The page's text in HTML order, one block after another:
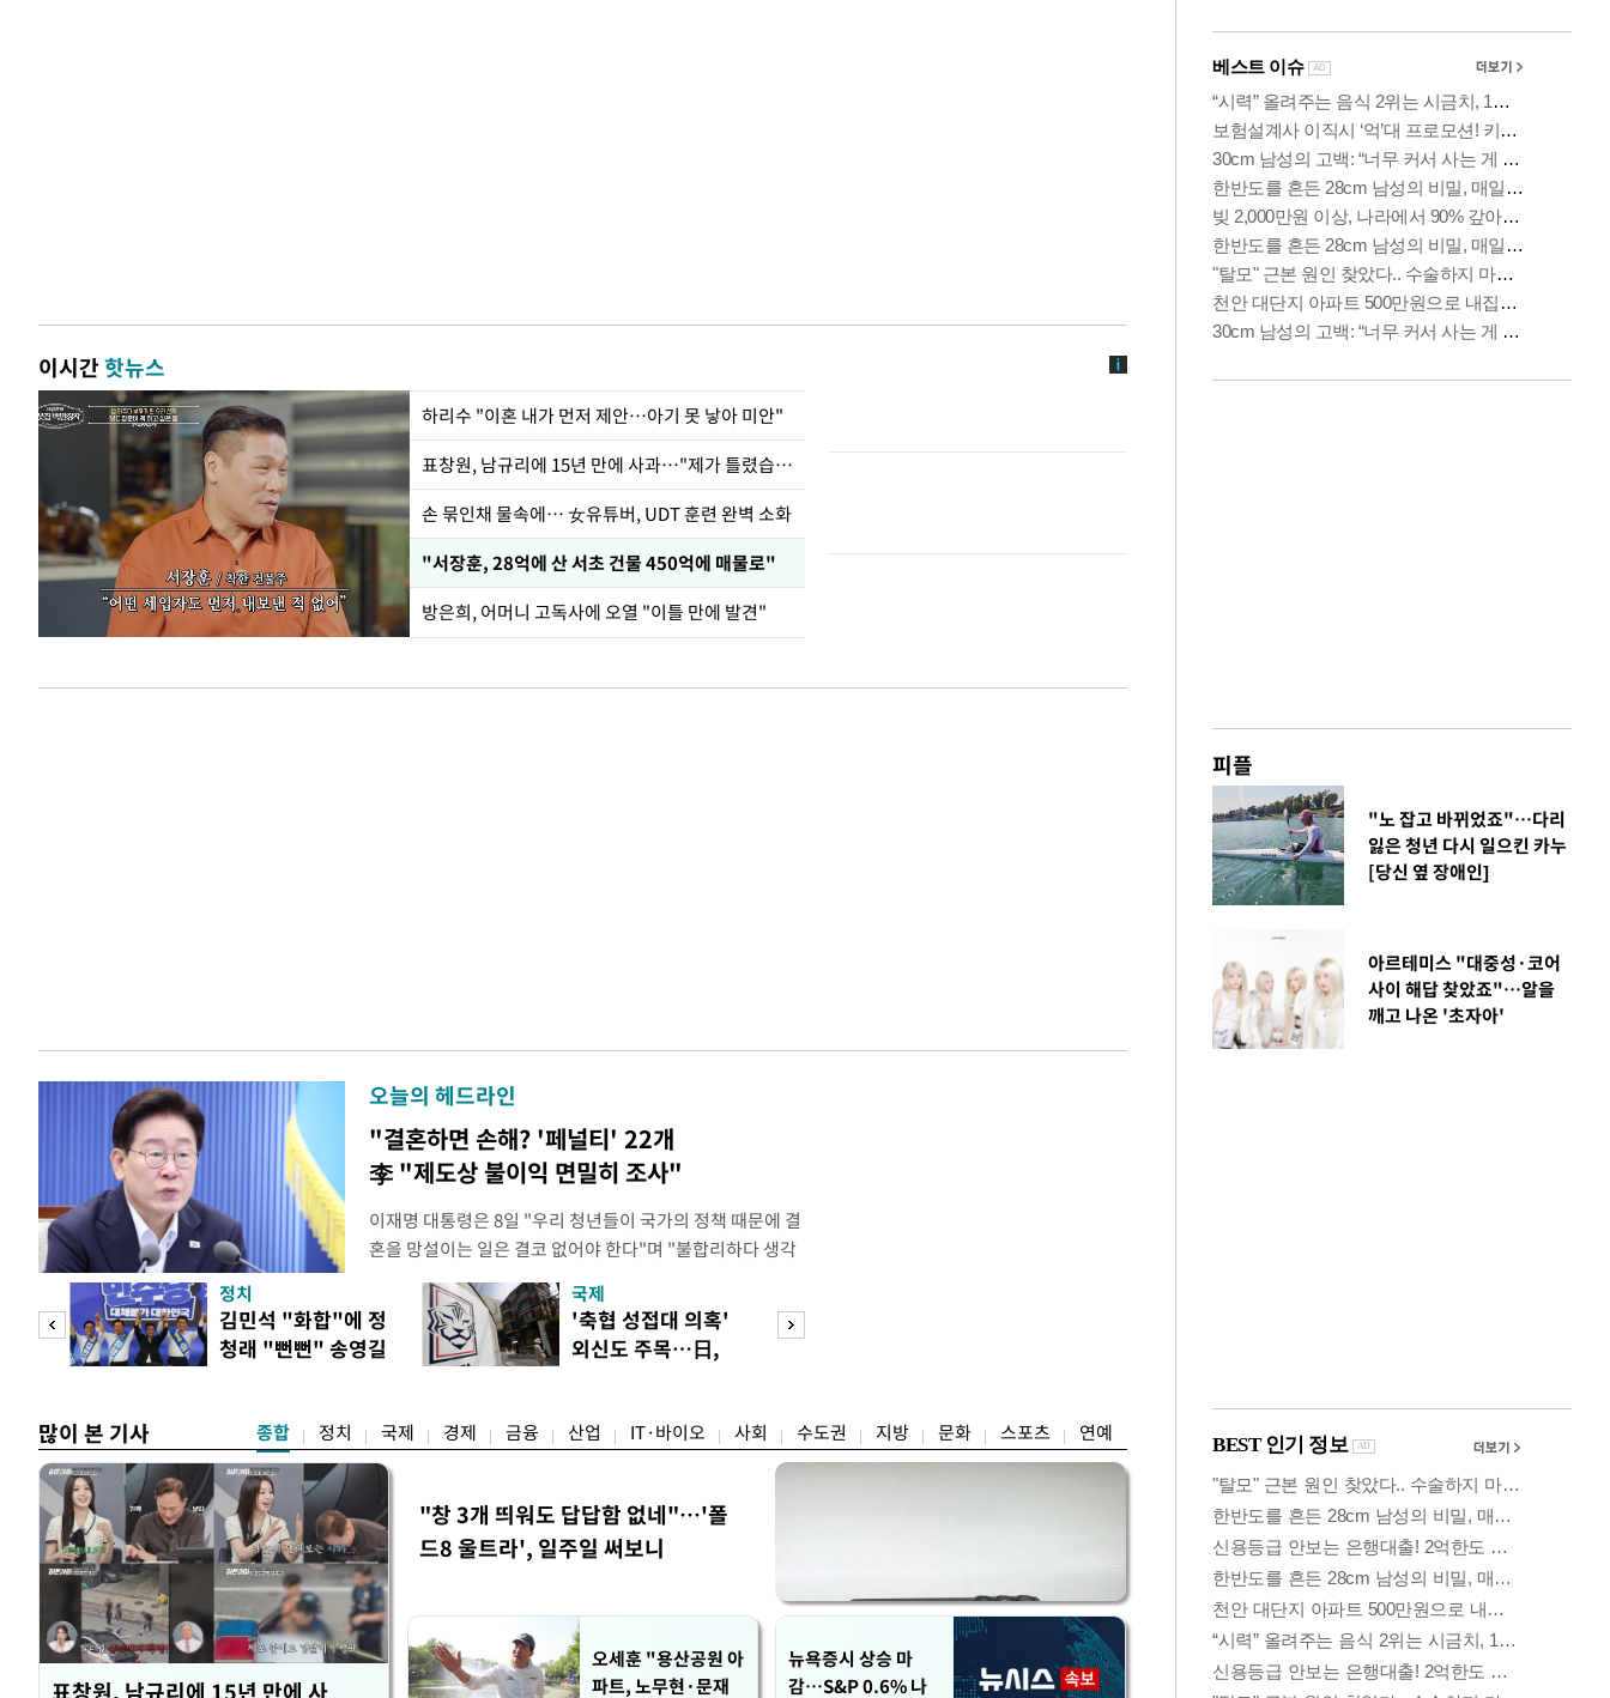
이시간핫뉴스
하리수 "이혼 내가 먼저 제안…아기 못 낳아 미안"
표창원, 남규리에 15년 만에 사과…"제가 틀렸습니다"
손 묶인채 물속에… 女유튜버, UDT 훈련 완벽 소화
"서장훈, 28억에 산 서초 건물 450억에 매물로"
방은희, 어머니 고독사에 오열 "이틀 만에 발견"
오늘의 헤드라인
"결혼하면 손해? '페널티' 22개
李 "제도상 불이익 면밀히 조사"
이재명 대통령은 8일 "우리 청년들이 국가의 정책 때문에 결
혼을 망설이는 일은 결코 없어야 한다"며 "불합리하다 생각
하는 제도가 있을 경우 편하게 말씀해주시면 좋겠다"고 했
다. 이 대통령은 이날 오후 X(옛 트위터)에 '청년들의 목소리
로 찾은 결혼 페널티 22개' 자료를 공유하며 이같이 적었다.
이 대통령은 "결혼으로 인해 겪을 수 있는 제도
정치
김민석 "화합"에 정
청래 "뻔뻔" 송영길
국제
'축협 성접대 의혹'
외신도 주목…日,
많이 본 기사 종합 정치 국제 경제 금융 산업 IT·바이오 사회 수도권 지방 문화 스포츠 연예
표창원, 남규리에 15년 만에 사
"창 3개 띄워도 답답함 없네"…'폴
드8 울트라', 일주일 써보니
오세훈 "용산공원 아
파트, 노무현·문재
뉴욕증시 상승 마
감…S&P 0.6% 나
피플
"노 잡고 바뀌었죠"…다리
잃은 청년 다시 일으킨 카누
[당신 옆 장애인]
아르테미스 "대중성·코어
사이 해답 찾았죠"…알을
깨고 나온 '초자아'